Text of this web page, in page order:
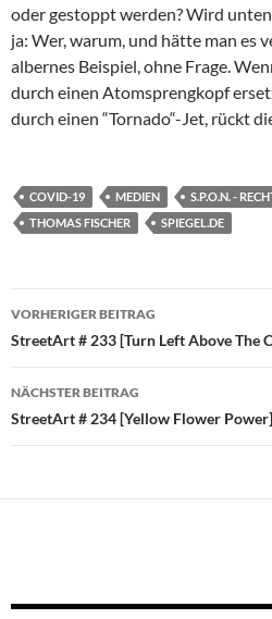
oder gestoppt werden? Wird
ja: Wer, warum, und hätte man es
albernes Beispiel, ohne Frage.
durch einen Atomsprengkopf
durch einen “Tornado“-Jet, rückt
COVID-19 MEDIEN S.P.O.N. -
THOMAS FISCHER
SPIEGEL.DE
Beitragsnavigation
VORHERIGER BEITRAG
StreetArt # 233 [Turn Left Above The
NÄCHSTER BEITRAG
StreetArt # 234 [Yellow Flower Power]